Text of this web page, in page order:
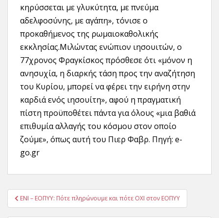
κηρύσσεται με γλυκύτητα, με πνεύμα
αδελφοσύνης, με αγάπη», τόνισε ο
προκαθήμενος της ρωμαιοκαθολικής
εκκλησίας.Μιλώντας ενώπιον ιησουιτών, ο
77χρονος Φραγκίσκος πρόσθεσε ότι «μόνον η
ανησυχία, η διαρκής τάση προς την αναζήτηση
του Κυρίου, μπορεί να φέρει την ειρήνη στην
καρδιά ενός ιησουίτη», αφού η πραγματική
πίστη προϋποθέτει πάντα για όλους «μια βαθιά
επιθυμία αλλαγής του κόσμου στον οποίο
ζούμε», όπως αυτή του Πιερ Φαβρ. Πηγή: e-
go.gr
Πλοήγηση
άρθρων
ΕΝΙ – ΕΟΠΥΥ: Πότε πληρώνουμε και πότε ΟΧΙ στον ΕΟΠΥΥ